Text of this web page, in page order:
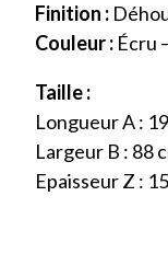
Finition :
Couleur : Écru
Taille :
Longueur A :
Largeur B : 88
Epaisseur Z :